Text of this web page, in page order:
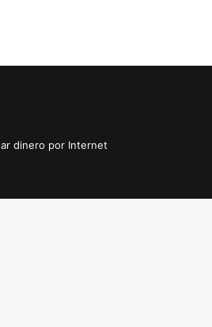
dinero por Internet